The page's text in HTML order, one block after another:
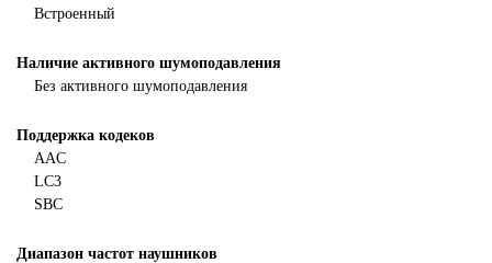
Встроенный
Наличие активного шумоподавления
Без активного шумоподавления
Поддержка кодеков
AAC
LC3
SBC
Диапазон частот наушников